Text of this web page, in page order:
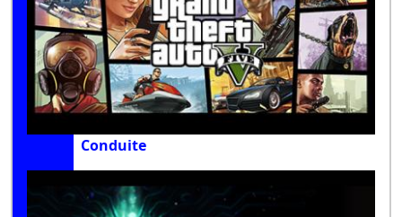
Conduite